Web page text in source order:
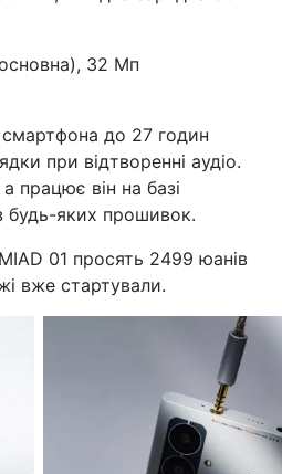
32 Мп
до 27 годин
при відтворенні аудіо.
працює він на базі
будь-яких прошивок.
01 просять 2499 юанів
вже стартували.